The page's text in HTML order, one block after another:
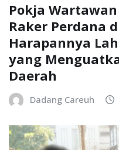
Pokja
Raker Perdana
Harapannya
yang
Daerah
Dadang Careuh